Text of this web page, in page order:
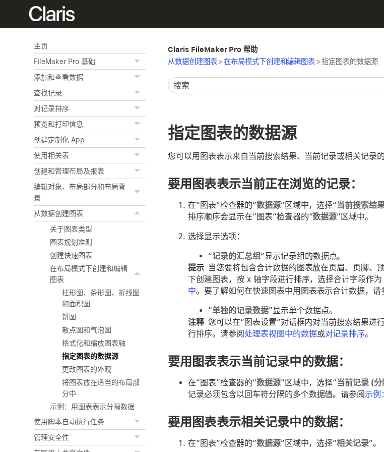
主页
FileMaker Pro 基础
添加和查看数据
查找记录
对记录排序
预览和打印信息
创建定制化 App
使用相关表
创建和管理布局及报表
编辑对象、布局部分和布局背
景
从数据创建图表
关于图表类型
图表规划准则
创建快速图表
在布局模式下创建和编辑
图表
柱形图、条形图、折线图
和面积图
饼图
散点图和气泡图
格式化和缩放图表轴
指定图表的数据源
更改图表的外观
将图表放在适当的布局部
分中
示例：用图表表示分隔数据
使用脚本自动执行任务
管理安全性
Claris FileMaker Pro 帮助
从数据创建图表>在布局模式下创建和编辑图表>指定图表的数据源
指定图表的数据源
您可以用图表表示来自当前搜索结果、当前记录或相关记录的
要用图表表示当前正在浏览的记录：
在“图表”检查器的“数据源”区域中，选择“当前搜索结
排序顺序会显示在“图表”检查器的“数据源”区域中。
选择显示选项：
“记录的汇总组”显示记录组的数据点。
提示 当您要将包含合计数据的图表放在页眉、页脚、
下创建图表，按 x 轴字段进行排序，选择合计字段作
中。要了解如何在快速图表中用图表表示合计数据，请
“单独的记录数据”显示单个数据点。
注释 您可以在“图表设置”对话框内对当前搜索结果进
行排序。请参阅处理表视图中的数据或对记录排序。
要用图表表示当前记录中的数据：
在“图表”检查器的“数据源”区域中，选择“当前记录 (
记录必须包含以回车符分隔的多个数据值。请参阅示例
要用图表表示相关记录中的数据：
在“图表”检查器的“数据源”区域中，选择“相关记录”。